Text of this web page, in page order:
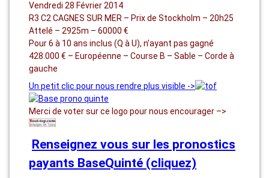
Vendredi 28 Février 2014
R3 C2 CAGNES SUR MER – Prix de Stockholm – 20h25
Attelé – 2925m – 60000 €
Pour 6 à 10 ans inclus (Q à U), n’ayant pas gagné
428.000 € – Européenne – Course B – Sable – Corde à
gauche
Un petit clic pour nous rendre plus visible ->
Merci de voter sur ce logo pour nous encourager –>
Renseignez vous sur les pronostics
payants BaseQuinté (cliquez)